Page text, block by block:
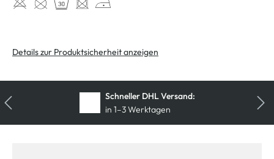
Details zur Produktsicherheit anzeigen
Kostenfreie Rücksendung
innerhalb 14 Tage